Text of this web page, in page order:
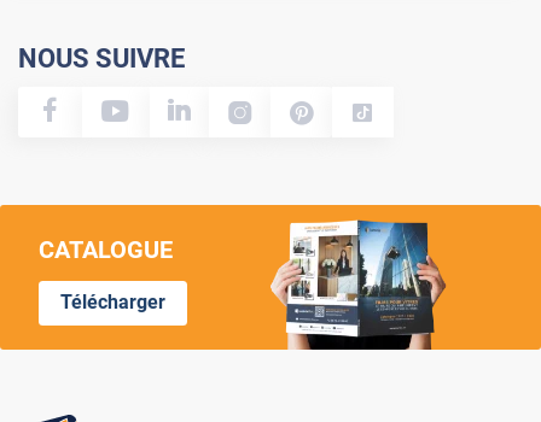
NOUS SUIVRE
CATALOGUE
Télécharger